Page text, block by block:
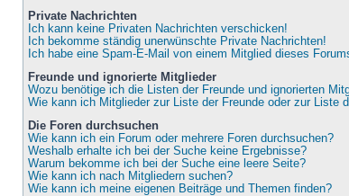
Private Nachrichten
Ich kann keine Privaten Nachrichten verschicken!
Ich bekomme ständig unerwünschte Private Nachrichten!
Ich habe eine Spam-E-Mail von einem Mitglied dieses
Freunde und ignorierte Mitglieder
Wozu benötige ich die Listen der Freunde und ignorierten
Wie kann ich Mitglieder zur Liste der Freunde oder zur Liste
Die Foren durchsuchen
Wie kann ich ein Forum oder mehrere Foren durchsuchen?
Weshalb erhalte ich bei der Suche keine Ergebnisse?
Warum bekomme ich bei der Suche eine leere Seite?
Wie kann ich nach Mitgliedern suchen?
Wie kann ich meine eigenen Beiträge und Themen finden?